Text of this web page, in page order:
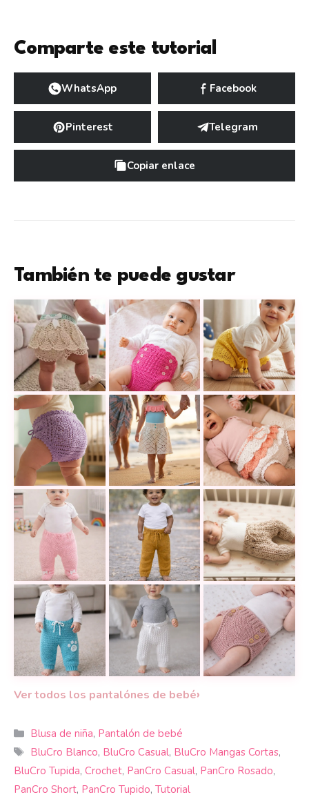
Comparte este tutorial
WhatsApp Facebook
Pinterest Telegram
Copiar enlace
También te puede gustar
Teje un bombacho de bebé con acabado de
Cómo tejer un cubrepañal a
Un pantaloncito
Crea una ranita para bebé a crochet fácil, rápida y
El proyecto ‘must-have’ para la
¡Pura
Cuando veas este pantalón pelele de bebé a
Un pantalón de bebé a dos agujas
¡Pura delicadeza!
Pantaloncito de Bebé en Punto de Arroz: textura
Pantalón de Bebé a Ganchillo:
Cubre Pañal de
Ver todos los pantalónes de bebé›
Categorías
Blusa de niña, Pantalón de bebé
Etiquetas
BluCro Blanco, BluCro Casual, BluCro Mangas Cortas,
BluCro Tupida, Crochet, PanCro Casual, PanCro Rosado,
PanCro Short, PanCro Tupido, Tutorial